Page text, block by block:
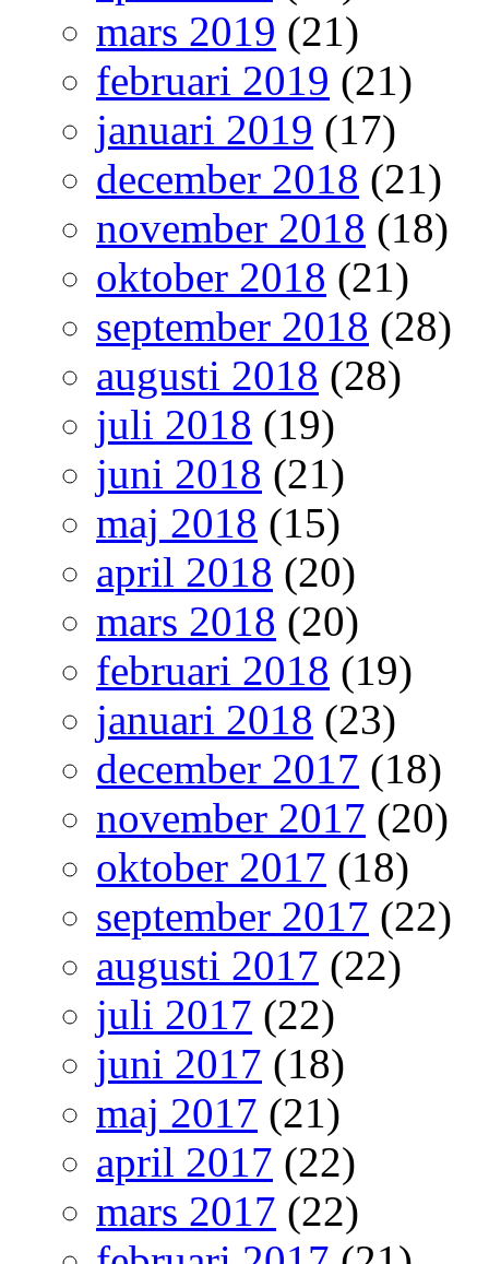
mars 2019 (21)
februari 2019 (21)
januari 2019 (17)
december 2018 (21)
november 2018 (18)
oktober 2018 (21)
september 2018 (28)
augusti 2018 (28)
juli 2018 (19)
juni 2018 (21)
maj 2018 (15)
april 2018 (20)
mars 2018 (20)
februari 2018 (19)
januari 2018 (23)
december 2017 (18)
november 2017 (20)
oktober 2017 (18)
september 2017 (22)
augusti 2017 (22)
juli 2017 (22)
juni 2017 (18)
maj 2017 (21)
april 2017 (22)
mars 2017 (22)